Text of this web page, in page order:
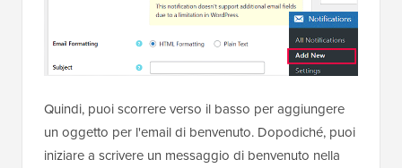
Quindi, puoi scorrere verso il basso per aggiungere
un oggetto per l'email di benvenuto. Dopodiché, puoi
iniziare a scrivere un messaggio di benvenuto nella